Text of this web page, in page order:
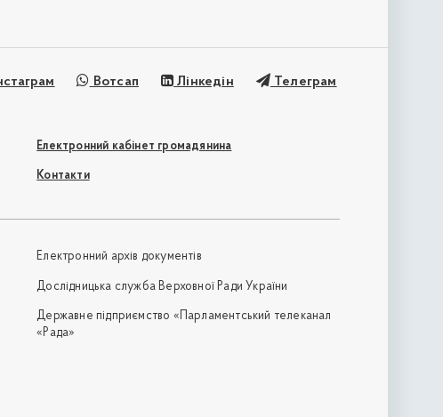
Вотсап Лінкедін Телеграм
Електронний кабінет громадянина
Контакти
Електронний архів документів
Дослідницька служба Верховної Ради України
Державне підприємство «Парламентський телеканал
«Рада»